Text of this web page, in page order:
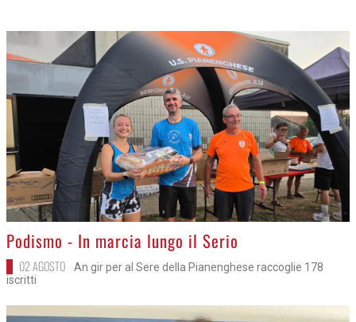
>
Podismo - In marcia lungo il Serio
02 AGOSTO
An gir per al Sere della Pianenghese raccoglie 178
iscritti